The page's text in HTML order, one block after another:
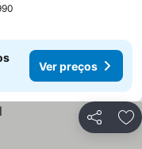
Ver preços
Partilhar